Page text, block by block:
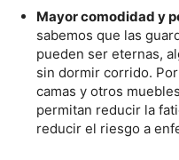
Mayor comodidad y
sabemos que las
pueden ser eternas,
sin dormir corrido.
camas y otros
permitan reducir la
reducir el riesgo a